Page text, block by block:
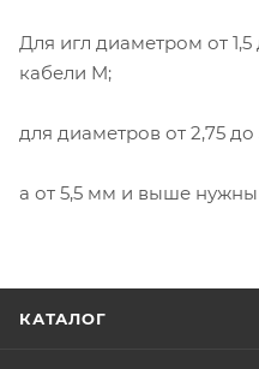
Для игл диаметром от
кабели M;
для диаметров от 2,75
а от 5,5 мм и выше нужны
КАТАЛОГ